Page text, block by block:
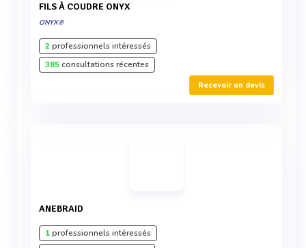
FILS À COUDRE ONYX
ONYX®
2professionnels intéressés
385consultations récentes
Recevoir un devis
ANEBRAID
1professionnels intéressés